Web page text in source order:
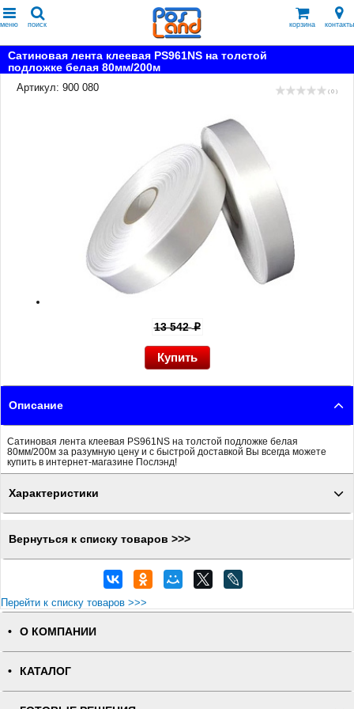
меню поиск корзина контакты
Сатиновая лента клеевая PS961NS на толстой
подложке белая 80мм/200м
Артикул: 900 080
( 0 )
13 542p
Описание
Сатиновая лента клеевая PS961NS на толстой подложке белая
80мм/200м за разумную цену и с быстрой доставкой Вы всегда можете
купить в интернет-магазине Послэнд!
Характеристики
Вернуться к списку товаров >>>
Перейти к списку товаров >>>
О КОМПАНИИ
КАТАЛОГ